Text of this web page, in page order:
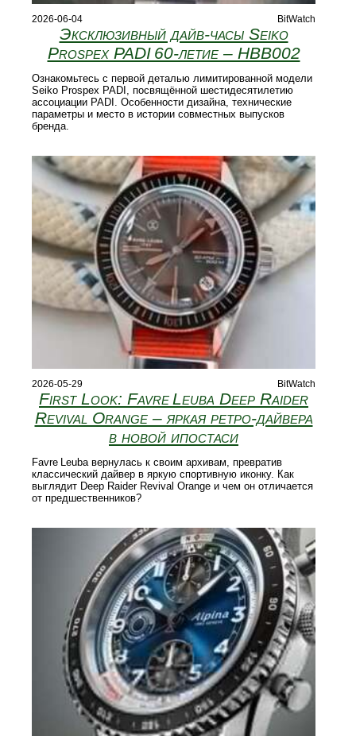
2026-06-04 BitWatch
Эксклюзивный дайв-часы Seiko
Prospex PADI 60‑летие – HBB002
Ознакомьтесь с первой деталью лимитированной модели
Seiko Prospex PADI, посвящённой шестидесятилетию
ассоциации PADI. Особенности дизайна, технические
параметры и место в истории совместных выпусков
бренда.
2026-05-29 BitWatch
First Look: Favre Leuba Deep Raider
Revival Orange – яркая ретро‑дайвера
в новой ипостаси
Favre Leuba вернулась к своим архивам, превратив
классический дайвер в яркую спортивную иконку. Как
выглядит Deep Raider Revival Orange и чем он отличается
от предшественников?